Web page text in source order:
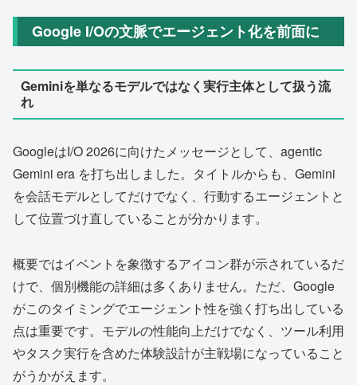
Google I/Oの文脈でエージェント化を前面に
Geminiを単なるモデルではなく実行主体として扱う流
れ
GoogleはI/O 2026に向けたメッセージとして、agentic
Gemini era を打ち出しました。タイトルからも、Gemini
を会話モデルとしてだけでなく、行動するエージェントと
して位置づけ直していることが分かります。
概要ではイベントを象徴するアイコン群が示されているだ
けで、個別機能の詳細は多くありません。ただ、Google
がこのタイミングでエージェント性を強く打ち出している
点は重要です。モデルの性能向上だけでなく、ツール利用
やタスク実行を含めた体験設計が主戦場になっていること
がうかがえます。